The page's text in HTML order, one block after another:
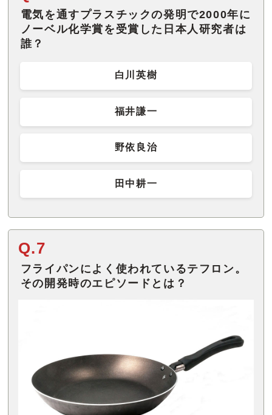
電気を通すプラスチックの発明で2000年に
ノーベル化学賞を受賞した日本人研究者は
誰？
白川英樹
福井謙一
野依良治
田中耕一
Q.7
フライパンによく使われているテフロン。
その開発時のエピソードとは？